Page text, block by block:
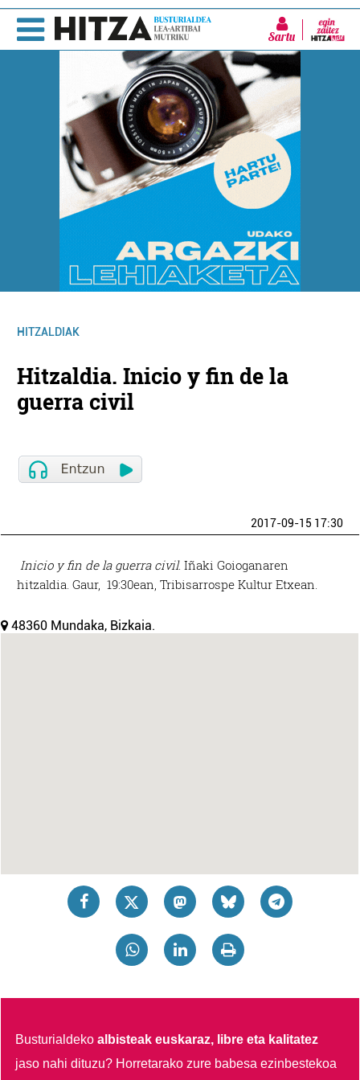
Sartu
HITZALDIAK
Hitzaldia. Inicio y fin de la
guerra civil
2017-09-15 17:30
Inicio y fin de la guerra civil. Iñaki Goioganaren
hitzaldia. Gaur, 19:30ean, Tribisarrospe Kultur Etxean.
48360 Mundaka, Bizkaia.
Busturialdekoalbisteak euskaraz, libre eta kalitatez
jaso nahi dituzu? Horretarako zure babesa ezinbestekoa